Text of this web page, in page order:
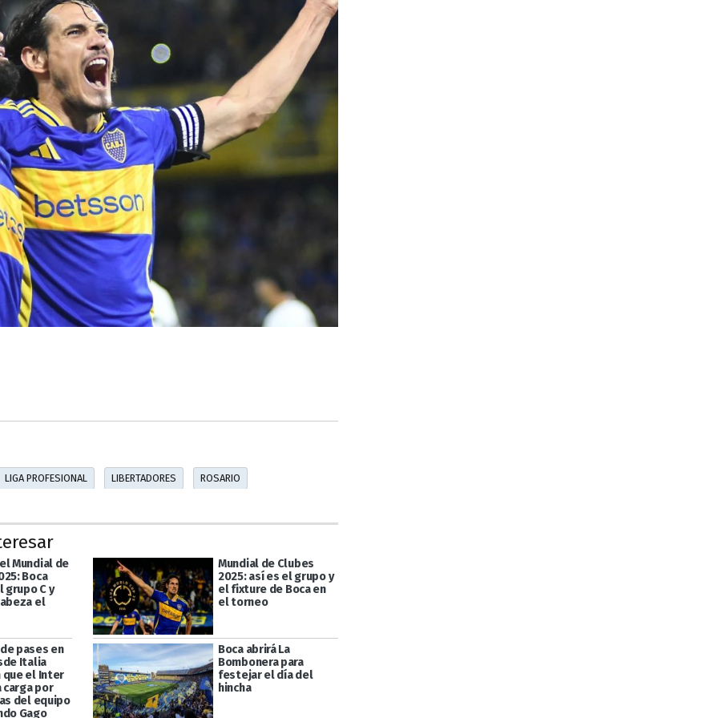
LIGA PROFESIONAL LIBERTADORES ROSARIO
Mundial de
Boca
grupo C y
el
Mundial de Clubes
2025: así es el grupo y
el fixture de Boca en
el torneo
pases en
Italia
que el Inter
carga por
del equipo
Gago
Boca abrirá La
Bombonera para
festejar el día del
hincha